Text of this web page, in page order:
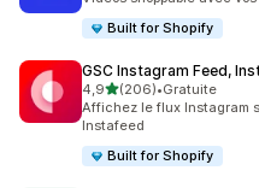
Built for Shopify
GSC Instagram Feed,
4,9étoile(s) sur 5
(206)
206 avis au total
•Gratuite
Affichez le flux Instagram
Instafeed
Built for Shopify